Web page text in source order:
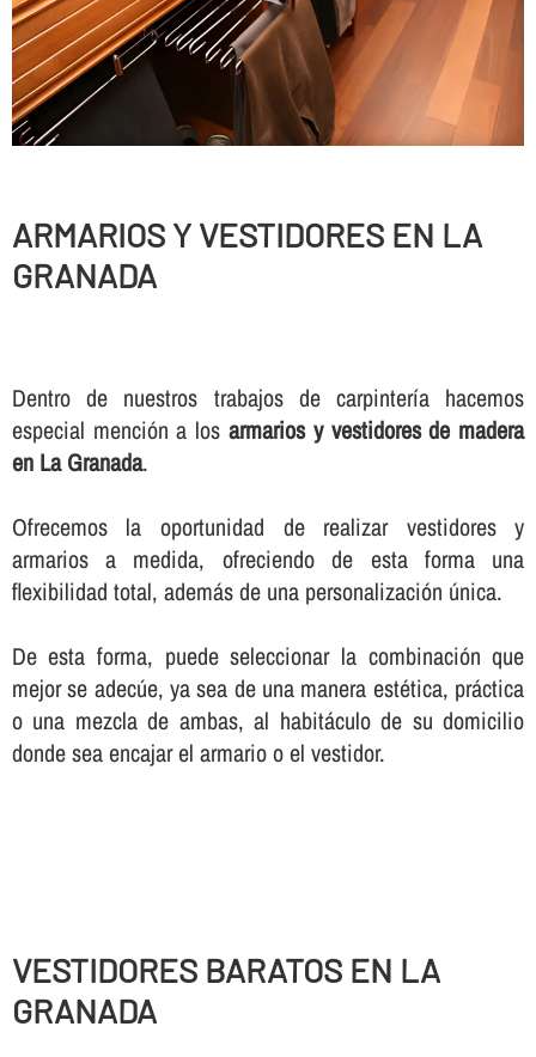
ARMARIOS Y VESTIDORES EN LA
GRANADA
Dentro de nuestros trabajos de carpinterí­a hacemos
especial mención a los armarios y vestidores de madera
en La Granada.
Ofrecemos la oportunidad de realizar vestidores y
armarios a medida, ofreciendo de esta forma una
flexibilidad total, además de una personalización única.
De esta forma, puede seleccionar la combinación que
mejor se adecúe, ya sea de una manera estética, práctica
o una mezcla de ambas, al habitáculo de su domicilio
donde sea encajar el armario o el vestidor.
VESTIDORES BARATOS EN LA
GRANADA